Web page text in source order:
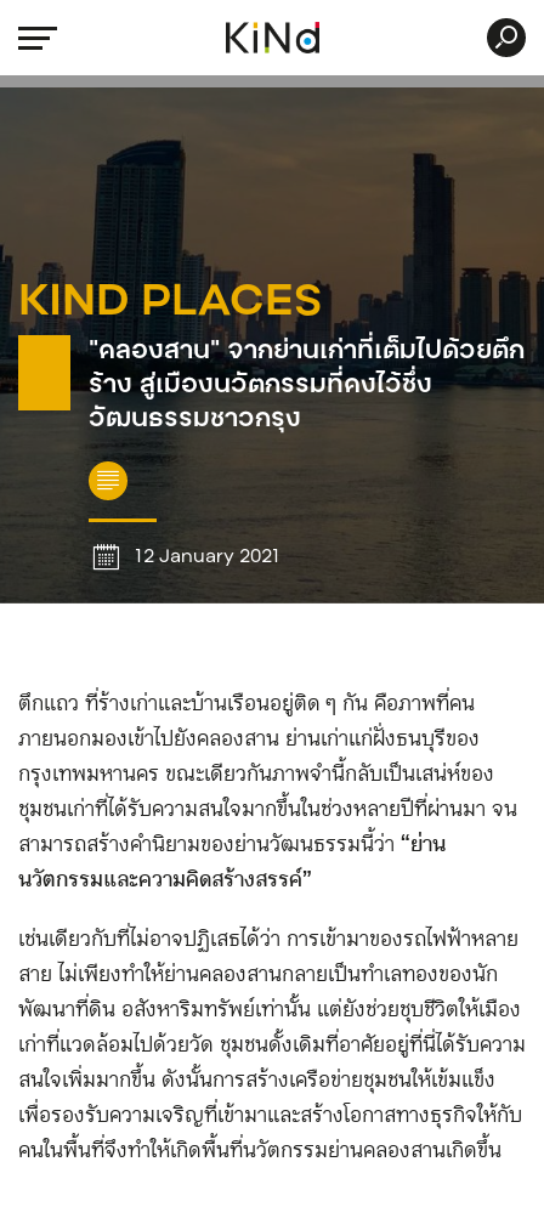
KIND PLACES
“คลองสาน” จากย่านเก่าที่เต็มไปด้วยตึก
ร้าง สู่เมืองนวัตกรรมที่คงไว้ซึ่ง
วัฒนธรรมชาวกรุง
12 January 2021
ตึกแถว ที่ร้างเก่า และบ้านเรือนอยู่ติด ๆ กัน คือภาพที่คน
ภายนอกมองเข้าไปยังคลองสาน ย่านเก่าแก่ฝั่งธนบุรีของ
กรุงเทพมหานคร ขณะเดียวกันภาพจำนี้กลับเป็นเสน่ห์ของ
ชุมชนเก่าที่ได้รับความสนใจมากขึ้นในช่วงหลายปีที่ผ่านมา จน
สามารถสร้างคำนิยามของย่านวัฒนธรรมนี้ว่า“ย่าน
นวัตกรรมและความคิดสร้างสรรค์”
เช่นเดียวกับที่ไม่อาจปฏิเสธได้ว่า การเข้ามาของรถไฟฟ้าหลาย
สาย ไม่เพียงทำให้ย่านคลองสานกลายเป็นทำเลทองของนัก
พัฒนาที่ดิน อสังหาริมทรัพย์เท่านั้น แต่ยังช่วยชุบชีวิตให้เมือง
เก่าที่แวดล้อมไปด้วยวัด ชุมชนดั้งเดิมที่อาศัยอยู่ที่นี่ได้รับความ
สนใจเพิ่มมากขึ้น ดังนั้นการสร้างเครือข่ายชุมชนให้เข้มแข็ง
เพื่อรองรับความเจริญที่เข้ามาและสร้างโอกาสทางธุรกิจให้กับ
คนในพื้นที่จึงทำให้เกิดพื้นที่นวัตกรรมย่านคลองสานเกิดขึ้น